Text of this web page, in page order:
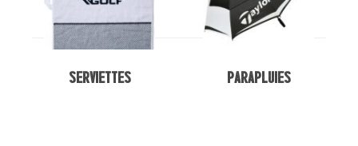
Serviettes Parapluies